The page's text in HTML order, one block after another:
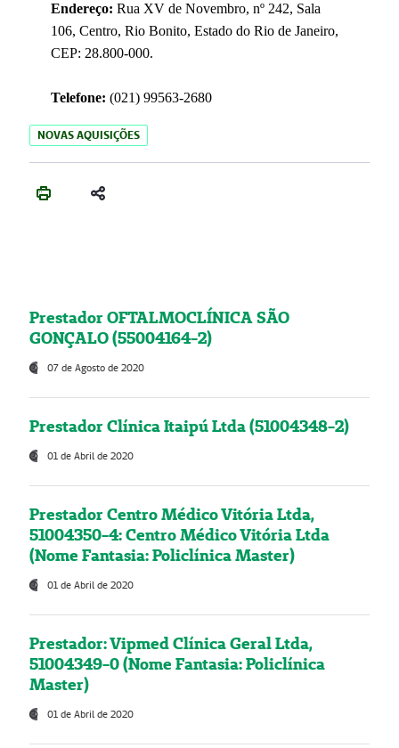
Endereço: Rua XV de Novembro, nº 242, Sala
106, Centro, Rio Bonito, Estado do Rio de Janeiro,
CEP: 28.800-000.
Telefone: (021) 99563-2680
NOVAS AQUISIÇÕES
Prestador OFTALMOCLÍNICA SÃO
GONÇALO (55004164-2)
07 de Agosto de 2020
Prestador Clínica Itaipú Ltda (51004348-2)
01 de Abril de 2020
Prestador Centro Médico Vitória Ltda,
51004350-4: Centro Médico Vitória Ltda
(Nome Fantasia: Policlínica Master)
01 de Abril de 2020
Prestador: Vipmed Clínica Geral Ltda,
51004349-0 (Nome Fantasia: Policlínica
Master)
01 de Abril de 2020